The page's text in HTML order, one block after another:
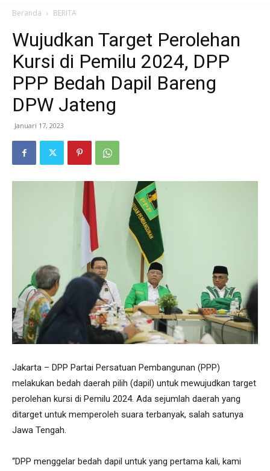
Beranda BERITA
Wujudkan Target Perolehan
Kursi di Pemilu 2024, DPP
PPP Bedah Dapil Bareng
DPW Jateng
Januari 17, 2023
Jakarta – DPP Partai Persatuan Pembangunan (PPP)
melakukan bedah daerah pilih (dapil) untuk mewujudkan target
perolehan kursi di Pemilu 2024. Ada sejumlah daerah yang
ditarget untuk memperoleh suara terbanyak, salah satunya
Jawa Tengah.
“DPP menggelar bedah dapil untuk yang pertama kali, kami